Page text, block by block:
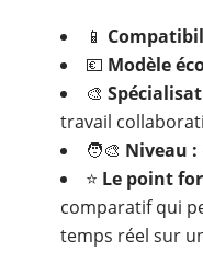
📱
💶 Modèle
🎨
travail
🧑‍🎨 Niveau :
⭐ Le point
comparatif qui
temps réel sur